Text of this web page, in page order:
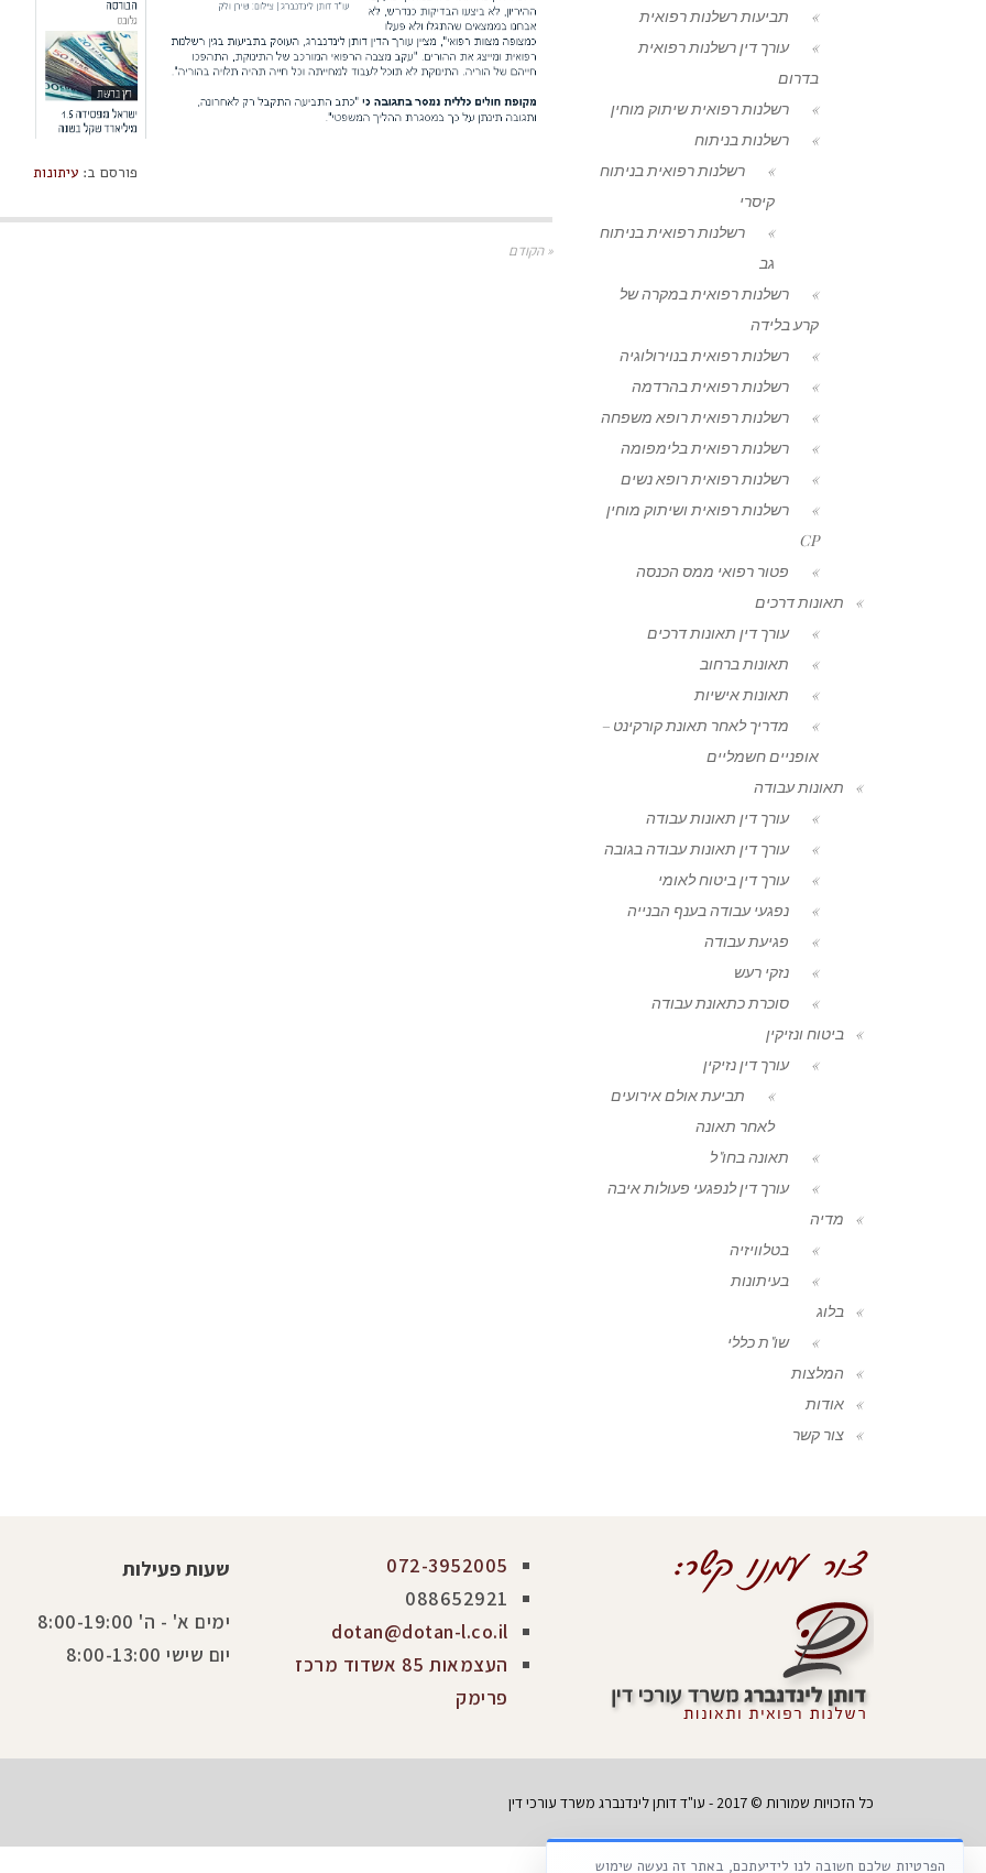
פורסם ב: עיתונות
« הקודם
תביעות רשלנות רפואית
עורך דין רשלנות רפואית
בדרום
רשלנות רפואית שיתוק מוחין
רשלנות בניתוח
רשלנות רפואית בניתוח
קיסרי
רשלנות רפואית בניתוח
גב
רשלנות רפואית במקרה של
קרע בלידה
רשלנות רפואית בנוירולוגיה
רשלנות רפואית בהרדמה
רשלנות רפואית רופא משפחה
רשלנות רפואית בלימפומה
רשלנות רפואית רופא נשים
רשלנות רפואית ושיתוק מוחין
CP
פטור רפואי ממס הכנסה
תאונות דרכים
עורך דין תאונות דרכים
תאונות ברחוב
תאונות אישיות
מדריך לאחר תאונת קורקינט –
אופניים חשמליים
תאונות עבודה
עורך דין תאונות עבודה
עורך דין תאונות עבודה בגובה
עורך דין ביטוח לאומי
נפגעי עבודה בענף הבנייה
פגיעת עבודה
נזקי רעש
סוכרת כתאונת עבודה
ביטוח ונזיקין
עורך דין נזיקין
תביעת אולם אירועים
לאחר תאונה
תאונה בחו"ל
עורך דין לנפגעי פעולות איבה
מדיה
בטלוויזיה
בעיתונות
בלוג
שו"ת כללי
המלצות
אודות
צור קשר
072-3952005
088652921
dotan@dotan-l.co.il
העצמאות 85 אשדוד מרכז
פרימק
שעות פעילות
ימים א' - ה' 8:00-19:00
יום שישי 8:00-13:00
כל הזכויות שמורות © 2017 - עו"ד דותן לינדנברג משרד עורכי דין
הפרטיות שלכם חשובה לנו לידיעתכם, באתר זה נעשה שימוש